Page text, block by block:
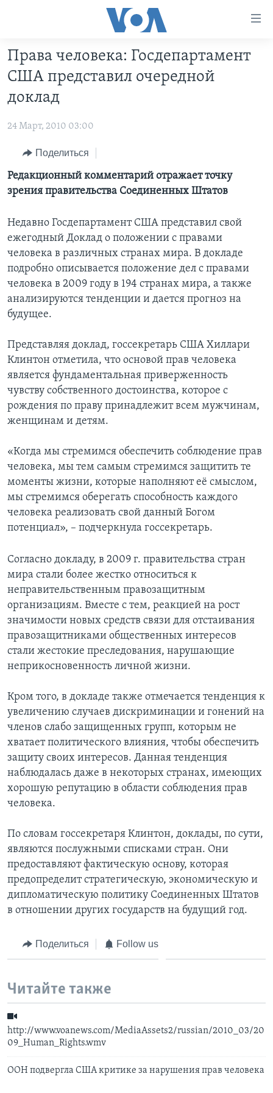
Перейти
на
основной
контент
навигации
Перейти
поиск
ГЛАВНОЕ
ПРОГРАММЫ
НОВОСТИ ЗА МИНУТУ
ИТОГИ
ПОЧЕМУ ЭТО ВАЖНО?
ДИСКУССИЯ VOA
ДЕТАЛИ
НЬЮ-ЙОРК NEW YORK
АМЕРИКА. БОЛЬШОЕ ПУТЕШЕСТВИЕ
УЧИМ АНГЛИЙСКИЙ
НАША АМЕРИКАНСКАЯ ИСТОРИЯ
А КАК В АМЕРИКЕ?
АРТЕФАКТЫ
АМЕРИКАНСКИЕ ГОРОДКИ
ТЕСТЫ
ЭКСПЕРТИЗА
ИНТЕРВЬЮ
ФАКТЫ ПРОТИВ ФЕЙКОВ
ЗА СВОБОДУ ПРЕССЫ
УЧИМ АНГЛИЙСКИЙ
ВИДЕО
ПОДПИСКА НА НОВОСТИ
Learning English
Права человека: Госдепартамент
США представил очередной
доклад
24 Март, 2010 03:00
Поделиться
Редакционный комментарий отражает точку
зрения правительства Соединенных Штатов
Недавно Госдепартамент США представил свой
ежегодный Доклад о положении с правами
человека в различных странах мира. В докладе
подробно описывается положение дел с правами
человека в 2009 году в 194 странах мира, а также
анализируются тенденции и дается прогноз на
будущее.
Представляя доклад, госсекретарь США Хиллари
Клинтон отметила, что основой прав человека
является фундаментальная приверженность
чувству собственного достоинства, которое с
рождения по праву принадлежит всем мужчинам,
женщинам и детям.
«Когда мы стремимся обеспечить соблюдение прав
человека, мы тем самым стремимся защитить те
моменты жизни, которые наполняют её смыслом,
мы стремимся оберегать способность каждого
человека реализовать свой данный Богом
потенциал», – подчеркнула госсекретарь.
Согласно докладу, в 2009 г. правительства стран
мира стали более жестко относиться к
неправительственным правозащитным
организациям. Вместе с тем, реакцией на рост
значимости новых средств связи для отстаивания
правозащитниками общественных интересов
стали жестокие преследования, нарушающие
неприкосновенность личной жизни.
Кром того, в докладе также отмечается тенденция к
увеличению случаев дискриминации и гонений на
членов слабо защищенных групп, которым не
хватает политического влияния, чтобы обеспечить
защиту своих интересов. Данная тенденция
наблюдалась даже в некоторых странах, имеющих
хорошую репутацию в области соблюдения прав
человека.
По словам госсекретаря Клинтон, доклады, по сути,
являются послужными списками стран. Они
предоставляют фактическую основу, которая
предопределит стратегическую, экономическую и
дипломатическую политику Соединенных Штатов
в отношении других государств на будущий год.
Поделиться Follow us
Читайте также
http://www.voanews.com/MediaAssets2/russian/2010_03/20
09_Human_Rights.wmv
ООН подвергла США критике за нарушения прав человека